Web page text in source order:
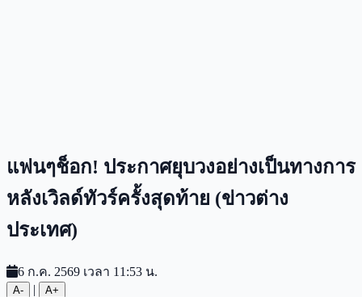
แฟนๆช็อก! ประกาศยุบวงอย่างเป็นทางการ
หลังเวิลด์ทัวร์ครั้งสุดท้าย (ข่าวต่าง
ประเทศ)
6 ก.ค. 2569 เวลา 11:53 น.
A- | A+